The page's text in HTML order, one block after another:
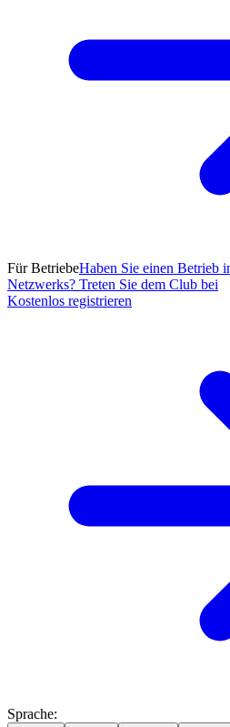
Für BetriebeHaben Sie einen Betrieb
Netzwerks? Treten Sie dem Club bei
Kostenlos registrieren
Sprache: